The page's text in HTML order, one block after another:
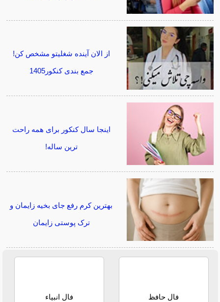
از الان آینده شغلیتو مشخص کن!
جمع بندی کنکور1405
اینجا سال کنکور برای همه راحت
ترین ساله!
بهترین کرم رفع جای بخیه زایمان و
ترک پوستی زایمان
فال حافظ فال انبیاء